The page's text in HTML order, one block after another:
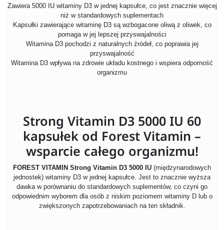
Zawiera 5000 IU witaminy D3 w jednej kapsułce, co jest znacznie więcej
niż w standardowych suplementach
Kapsułki zawierające witaminę D3 są wzbogacone oliwą z oliwek, co
pomaga w jej lepszej przyswajalności
Witamina D3 pochodzi z naturalnych źródeł, co poprawia jej
przyswajalność
Witamina D3 wpływa na zdrowie układu kostnego i wspiera odporność
organizmu
Strong Vitamin D3 5000 IU 60
kapsułek od Forest Vitamin –
wsparcie całego organizmu!
FOREST VITAMIN Strong Vitamin D3 5000 IU (międzynarodowych
jednostek) witaminy D3 w jednej kapsułce. Jest to znacznie wyższa
dawka w porównaniu do standardowych suplementów, co czyni go
odpowiednim wyborem dla osób z niskim poziomem witaminy D lub o
zwiększonych zapotrzebowaniach na ten składnik.